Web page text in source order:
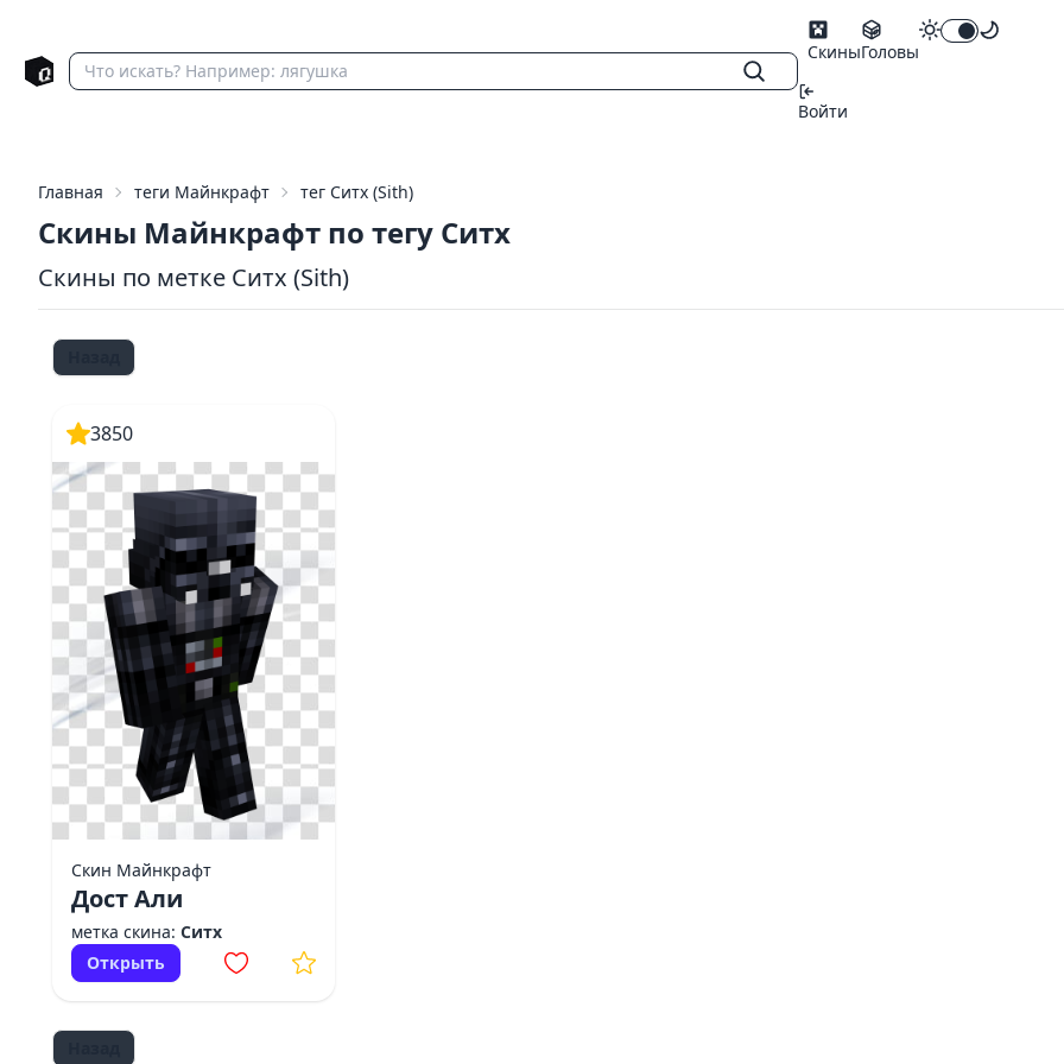
СкиныГоловы
Войти
Главная теги Майнкрафт тег Ситх (Sith)
Скины Майнкрафт по тегу Ситх
Скины по метке Ситх (Sith)
3850
Скин Майнкрафт
Дост Али
метка скина: Ситх
Открыть